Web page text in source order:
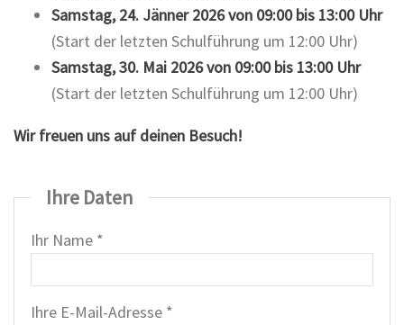
Samstag, 24. Jänner 2026 von 09:00 bis 13:00 Uhr
(Start der letzten Schulführung um 12:00 Uhr)
Samstag, 30. Mai 2026 von 09:00 bis 13:00 Uhr
(Start der letzten Schulführung um 12:00 Uhr)
Wir freuen uns auf deinen Besuch!
Ihre Daten
Ihr Name *
Ihre E-Mail-Adresse *